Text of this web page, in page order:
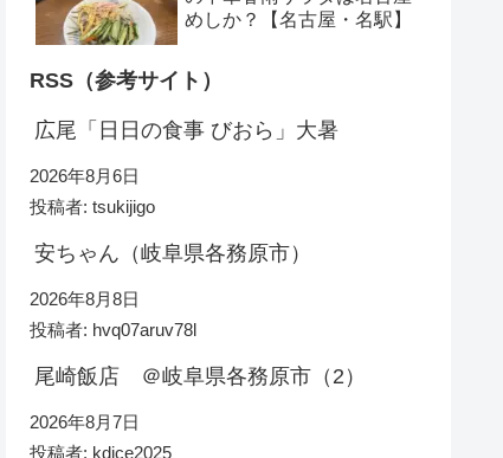
めしか？【名古屋・名駅】
RSS（参考サイト）
広尾「日日の食事 びおら」大暑
2026年8月6日
投稿者: tsukijigo
安ちゃん（岐阜県各務原市）
2026年8月8日
投稿者: hvq07aruv78l
尾崎飯店 ＠岐阜県各務原市（2）
2026年8月7日
投稿者: kdice2025